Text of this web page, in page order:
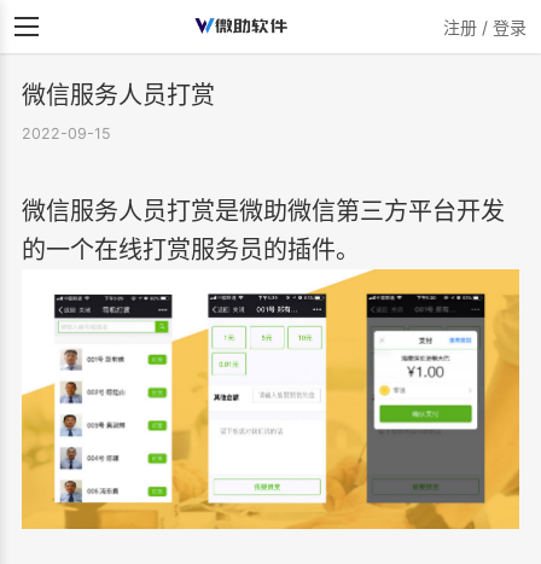
注册 / 登录
微信服务人员打赏
2022-09-15
微信服务人员打赏是微助微信第三方平台开发
的一个在线打赏服务员的插件。